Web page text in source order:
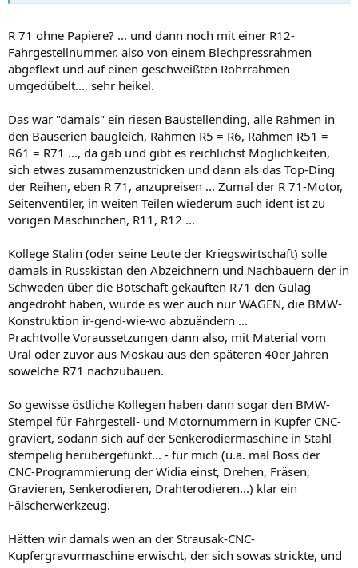
R 71 ohne Papiere? ... und dann noch mit einer R12-
Fahrgestellnummer. also von einem Blechpressrahmen
abgeflext und auf einen geschweißten Rohrrahmen
umgedübelt..., sehr heikel.
Das war "damals" ein riesen Baustellending, alle Rahmen in
den Bauserien baugleich, Rahmen R5 = R6, Rahmen R51 =
R61 = R71 ..., da gab und gibt es reichlichst Möglichkeiten,
sich etwas zusammenzustricken und dann als das Top-Ding
der Reihen, eben R 71, anzupreisen ... Zumal der R 71-Motor,
Seitenventiler, in weiten Teilen wiederum auch ident ist zu
vorigen Maschinchen, R11, R12 ...
Kollege Stalin (oder seine Leute der Kriegswirtschaft) solle
damals in Russkistan den Abzeichnern und Nachbauern der in
Schweden über die Botschaft gekauften R71 den Gulag
angedroht haben, würde es wer auch nur WAGEN, die BMW-
Konstruktion ir-gend-wie-wo abzuändern ...
Prachtvolle Voraussetzungen dann also, mit Material vom
Ural oder zuvor aus Moskau aus den späteren 40er Jahren
sowelche R71 nachzubauen.
So gewisse östliche Kollegen haben dann sogar den BMW-
Stempel für Fahrgestell- und Motornummern in Kupfer CNC-
graviert, sodann sich auf der Senkerodiermaschine in Stahl
stempelig herübergefunkt... - für mich (u.a. mal Boss der
CNC-Programmierung der Widia einst, Drehen, Fräsen,
Gravieren, Senkerodieren, Drahterodieren...) klar ein
Fälscherwerkzeug.
Hätten wir damals wen an der Strausak-CNC-
Kupfergravurmaschine erwischt, der sich sowas strickte, und